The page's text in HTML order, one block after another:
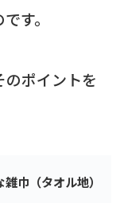
す。
ポイントを
巾（タオル地）